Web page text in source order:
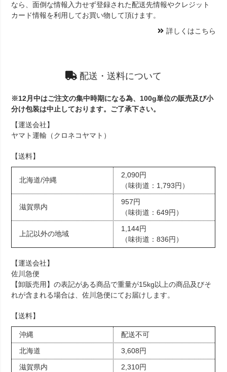
なら、面倒な情報入力せず登録された配送先情報やクレジット
カード情報を利用してお買い物して頂けます。
詳しくはこちら
配送・送料について
※12月中はご注文の集中時期になる為、100g単位の販売及び小
分け包装は中止しております。ご了承下さい。
【運送会社】
ヤマト運輸（クロネコヤマト）
【送料】
北海道/沖縄
2,090円
（味街道：1,793円）
滋賀県内
957円
（味街道：649円）
上記以外の地域
1,144円
（味街道：836円）
【運送会社】
佐川急便
【卸販売用】の表記がある商品で重量が15kg以上の商品及びそ
れが含まれる場合は、佐川急便にてお届けします。
【送料】
沖縄
配送不可
北海道
3,608円
滋賀県内
2,310円